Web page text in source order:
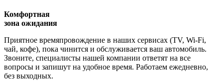
Комфортная
зона ожидания
Приятное времяпровождение в наших сервисах (TV, Wi-Fi,
чай, кофе), пока чинится и обслуживается ваш автомобиль.
Звоните, специалисты нашей компании ответят на все
вопросы и запишут на удобное время. Работаем ежедневно,
без выходных.